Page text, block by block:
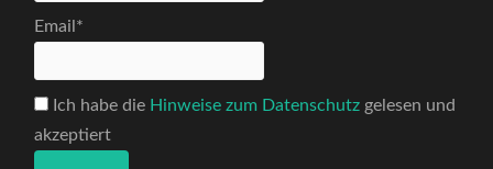
Email*
Ich habe die Hinweise zum Datenschutz gelesen und
akzeptiert